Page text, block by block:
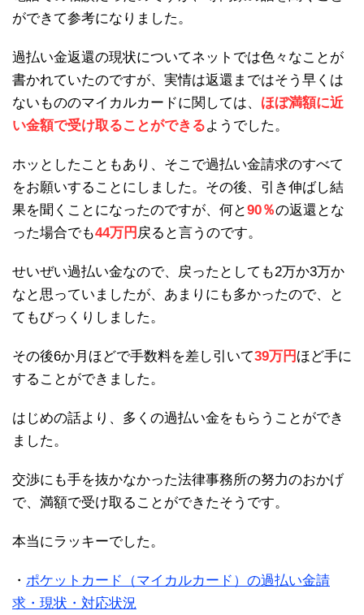
ができて参考になりました。
過払い金返還の現状についてネットでは色々なことが
書かれていたのですが、実情は返還まではそう早くは
ないもののマイカルカードに関しては、 ほぼ満額に近
い金額で受け取ることができるようでした。
ホッとしたこともあり、そこで過払い金請求のすべて
をお願いすることにしました。その後、引き伸ばし結
果を聞くことになったのですが、何と90％の返還とな
った場合でも44万円 戻ると言うのです。
せいぜい過払い金なので、戻ったとしても2万か3万か
なと思っていましたが、あまりにも多かったので、と
てもびっくりしました。
その後6か月ほどで手数料を差し引いて39万円 ほど手に
することができました。
はじめの話より、多くの過払い金をもらうことができ
ました。
交渉にも手を抜かなかった法律事務所の努力のおかげ
で、満額で受け取ることができたそうです。
本当にラッキーでした。
・ ポケットカード（マイカルカード）の過払い金請
求・現状・対応状況